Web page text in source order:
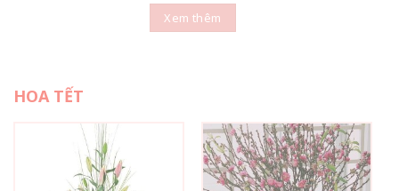
Xem thêm
HOA TẾT